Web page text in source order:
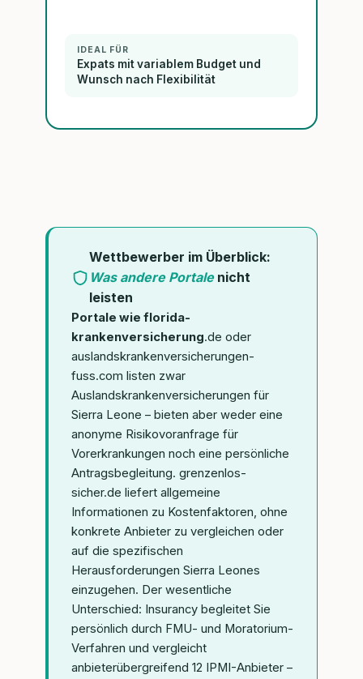
IDEAL FÜR
Expats mit variablem Budget und
Wunsch nach Flexibilität
Wettbewerber im Überblick:
Was andere Portalenicht
leisten
Portale wie florida-
krankenversicherung.de oder
auslandskrankenversicherungen-
fuss.com listen zwar
Auslandskrankenversicherungen für
Sierra Leone – bieten aber weder eine
anonyme Risikovoranfrage für
Vorerkrankungen noch eine persönliche
Antragsbegleitung. grenzenlos-
sicher.de liefert allgemeine
Informationen zu Kostenfaktoren, ohne
konkrete Anbieter zu vergleichen oder
auf die spezifischen
Herausforderungen Sierra Leones
einzugehen. Der wesentliche
Unterschied: Insurancy begleitet Sie
persönlich durch FMU- und Moratorium-
Verfahren und vergleicht
anbieterübergreifend 12 IPMI-Anbieter –